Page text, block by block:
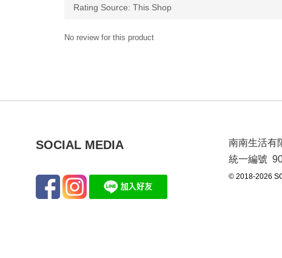
No review for this product
SOCIAL MEDIA
南南生活有
統一編號
© 2018-2026